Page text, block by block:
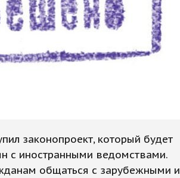
законопроект, который будет
с иностранными ведомствами.
общаться с зарубежными и